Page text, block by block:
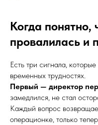
Когда понятно,
провалилась и
Есть три сигнала,
временных трудностях.
Первый — директор
замедлился, не стал
Каждый вопрос
операционке, только